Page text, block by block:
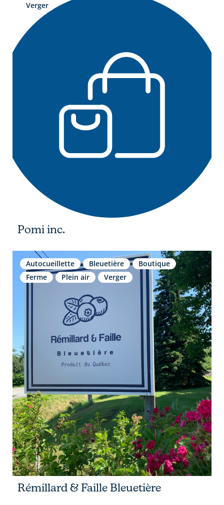
Verger
Pomi inc.
Autocueillette Bleuetière
Boutique
Ferme
Plein air Verger
Rémillard & Faille Bleuetière